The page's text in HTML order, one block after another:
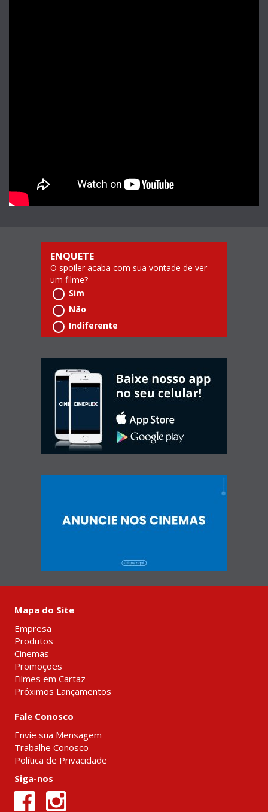
ENQUETE
O spoiler acaba com sua vontade de ver
um filme?
Sim
Não
Indiferente
Mapa do Site
Empresa
Produtos
Cinemas
Promoções
Filmes em Cartaz
Próximos Lançamentos
Fale Conosco
Envie sua Mensagem
Trabalhe Conosco
Política de Privacidade
Siga-nos